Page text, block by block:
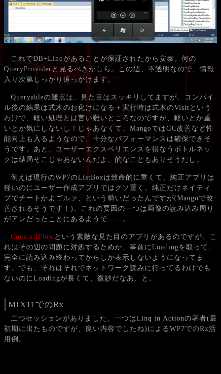
これでDB+Linqがあることが保証されたから安泰。何の
QueryProviderと見るべきかしら。この辺、不透明なので、情報
入り次第しっかり追っかけます。
Queryableの難点は、見た目はスッキリしてますが、コンパイ
ル後の結果は式木のお化けになる＋実行時は式木のVisitという
わけで、軽い処理とは言い難いところなのですが、軽いとか重
いとか気にしないし！じゃあなくて、MangoではGC改善など性
能向上も入るようなので、十分なパフォーマンスは確保できそ
うです。あと、ユーザーエクスペリエンスを損なうボトルネッ
クは結局そこじゃあないんだよ、的なこともありそうだし。
例えば現行のWP7のListBoxは致命的に重くて、純正アプリは
軽いのにユーザー作成アプリではクソ重く、純正だけネイティ
ブでチートかよゴルァ、という勢いだったんですが(Mangoで改
善されるそうです！)、これの要因の一つは画像の読み込み周り
がアレだったことにあるようで……。
CocktailFlow という素敵な見た目のアプリがあるのですが、こ
れはその辺の問題に対処するためか、事前にLoadingを取って、
完全に読み込み終わってからしか表示しないようになってま
す。でも、それはそれでネットワーク読みに行ってるわけでも
ないのにLoadingが長くて、微妙だなあ、と。
MIX11でのRx
二つセッションがありました。一つはLinq in Actionの著者(最
初期に出たものですが、良い内容でしたね)によるWP7でのRx活
用例。